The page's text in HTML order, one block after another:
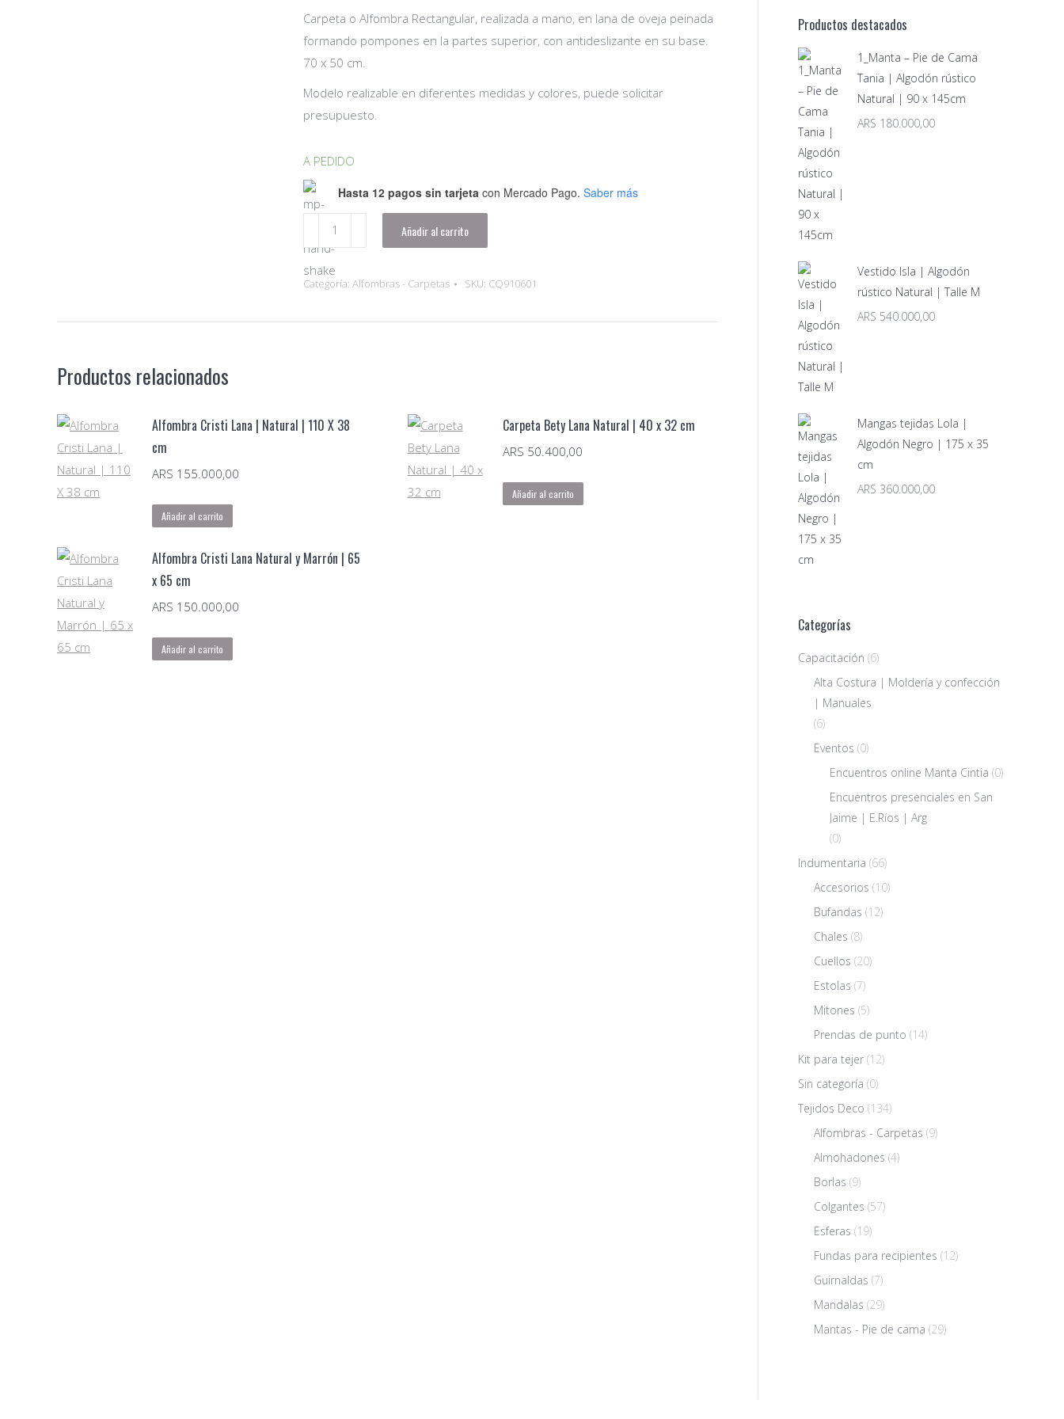
Carpeta o Alfombra Rectangular, realizada a mano, en lana de oveja peinada
formando pompones en la partes superior, con antideslizante en su base.
70 x 50 cm.
Modelo realizable en diferentes medidas y colores, puede solicitar
presupuesto.
A PEDIDO
Hasta 12 pagos sin tarjeta con Mercado Pago. Saber más
Alfombra
Clara
Lana
Natural
cm
Añadir al carrito
Categoría: Alfombras - Carpetas SKU: CQ910601
Productos relacionados
Alfombra Cristi Lana | Natural | 110 X 38
cm
ARS 155.000,00
Añadir al carrito
Carpeta Bety Lana Natural | 40 x 32 cm
ARS 50.400,00
Añadir al carrito
Alfombra Cristi Lana Natural y Marrón | 65
x 65 cm
ARS 150.000,00
Añadir al carrito
Productos destacados
1_Manta – Pie de Cama
Tania | Algodón rústico
Natural | 90 x 145cm
ARS 180.000,00
Vestido Isla | Algodón
rústico Natural | Talle M
ARS 540.000,00
Mangas tejidas Lola |
Algodón Negro | 175 x 35
cm
ARS 360.000,00
Categorías
Capacitación (6)
Alta Costura | Moldería y confección
| Manuales
(6)
Eventos (0)
Encuentros online Manta Cintia (0)
Encuentros presenciales en San
Jaime | E.Ríos | Arg
(0)
Indumentaria (66)
Accesorios (10)
Bufandas (12)
Chales (8)
Cuellos (20)
Estolas (7)
Mitones (5)
Prendas de punto (14)
Kit para tejer (12)
Sin categoría (0)
Tejidos Deco (134)
Alfombras - Carpetas (9)
Almohadones (4)
Borlas (9)
Colgantes (57)
Esferas (19)
Fundas para recipientes (12)
Guirnaldas (7)
Mandalas (29)
Mantas - Pie de cama (29)